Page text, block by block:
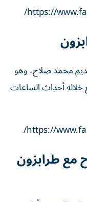
https://
محمد صلاح، وهو
خلاله أحداث الساعات
https://
مع طرابزون